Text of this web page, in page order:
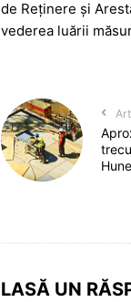
de Reţinere şi
vederea luării
LASĂ UN